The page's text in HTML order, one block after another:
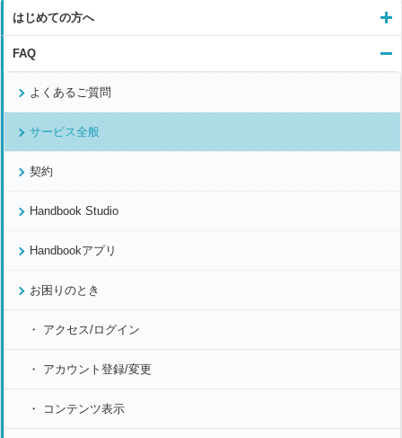
はじめての方へ
FAQ
よくあるご質問
サービス全般
契約
Handbook Studio
Handbookアプリ
お困りのとき
アクセス/ログイン
アカウント登録/変更
コンテンツ表示